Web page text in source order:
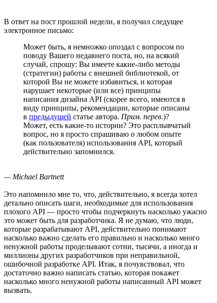
В ответ на пост прошлой недели, я получил следущее
электронное письмо:
Может быть, я немножко опоздал с вопросом по
поводу Вашего недавнего поста, но, на всякий
случай, спрошу: Вы имеете какие-либо методы
(стратегии) работы с внешней библиотекой, от
которой Вы не можете избавиться, и которая
нарушает некоторые (или все) принципы
написания дизайна API (скорее всего, имеются в
виду принципы, рекомендации, которые описаны
в предыдущей статье автора. Прим. перев.)?
Может, есть какие-то истории? Это расплывчатый
вопрос, но я просто спрашиваю о любом опыте
(как пользователя) использования API, который
действительно запомнился.
— Michael Bartnett
Это напомнило мне то, что, действительно, я всегда хотел
детально описать шаги, необходимые для использования
плохого API — просто чтобы подчеркнуть насколько ужасно
это может быть для разработчика. Я не думаю, что люди,
которые разрабатывают API, действительно понимают
насколько важно сделать его правильно и насколько много
ненужной работы проделывают сотни, тысячи, а иногда и
миллионы других разработчиков при неправильной,
ошибочной разработке API. Итак, я почувствовал, что
достаточно важно написать статью, которая покажет
насколько много ненужной работы написанный API может
вызвать.